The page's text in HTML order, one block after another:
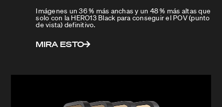
Imágenes un 36 % más anchas y un 48 % más altas que
solo con la HERO13 Black para conseguir el POV (punto
de vista) definitivo.
MIRA ESTO